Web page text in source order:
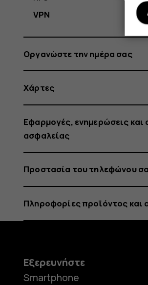
VPN
Οργανώστε την ημέρα σας
Χάρτες
Εφαρμογές, ενημερώσεις και
ασφαλείας
Προστασία του τηλεφώνου
Πληροφορίες προϊόντος και
Εξερευνήστε
Smartphone